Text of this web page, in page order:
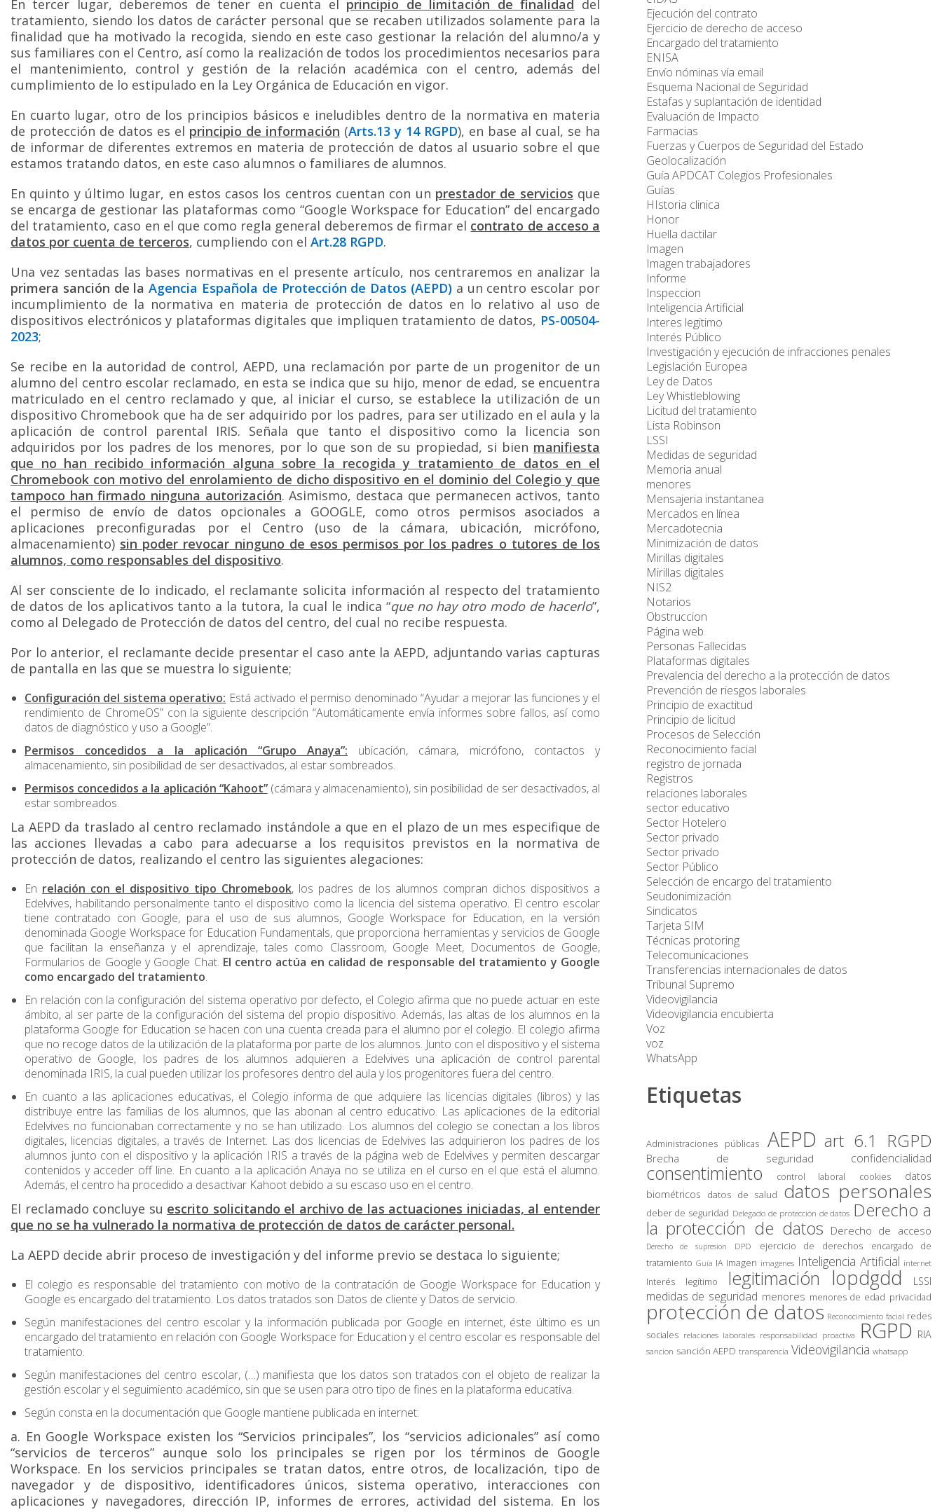
En tercer lugar, deberemos de tener en cuenta el principio de limitación de finalidad del
tratamiento, siendo los datos de carácter personal que se recaben utilizados solamente para la
finalidad que ha motivado la recogida, siendo en este caso gestionar la relación del alumno/a y
sus familiares con el Centro, así como la realización de todos los procedimientos necesarios para
el mantenimiento, control y gestión de la relación académica con el centro, además del
cumplimiento de lo estipulado en la Ley Orgánica de Educación en vigor.
En cuarto lugar, otro de los principios básicos e ineludibles dentro de la normativa en materia
de protección de datos es el principio de información (Arts.13 y 14 RGPD), en base al cual, se ha
de informar de diferentes extremos en materia de protección de datos al usuario sobre el que
estamos tratando datos, en este caso alumnos o familiares de alumnos.
En quinto y último lugar, en estos casos los centros cuentan con un prestador de servicios que
se encarga de gestionar las plataformas como “Google Workspace for Education” del encargado
del tratamiento, caso en el que como regla general deberemos de firmar el contrato de acceso a
datos por cuenta de terceros, cumpliendo con el Art.28 RGPD.
Una vez sentadas las bases normativas en el presente artículo, nos centraremos en analizar la
primera sanción de laAgencia Española de Protección de Datos (AEPD)a un centro escolar por
incumplimiento de la normativa en materia de protección de datos en lo relativo al uso de
dispositivos electrónicos y plataformas digitales que impliquen tratamiento de datos, PS-00504-
2023;
Se recibe en la autoridad de control, AEPD, una reclamación por parte de un progenitor de un
alumno del centro escolar reclamado, en esta se indica que su hijo, menor de edad, se encuentra
matriculado en el centro reclamado y que, al iniciar el curso, se establece la utilización de un
dispositivo Chromebook que ha de ser adquirido por los padres, para ser utilizado en el aula y la
aplicación de control parental IRIS. Señala que tanto el dispositivo como la licencia son
adquiridos por los padres de los menores, por lo que son de su propiedad, si bien manifiesta
que no han recibido información alguna sobre la recogida y tratamiento de datos en el
Chromebook con motivo del enrolamiento de dicho dispositivo en el dominio del Colegio y que
tampoco han firmado ninguna autorización. Asimismo, destaca que permanecen activos, tanto
el permiso de envío de datos opcionales a GOOGLE, como otros permisos asociados a
aplicaciones preconfiguradas por el Centro (uso de la cámara, ubicación, micrófono,
almacenamiento) sin poder revocar ninguno de esos permisos por los padres o tutores de los
alumnos, como responsables del dispositivo.
Al ser consciente de lo indicado, el reclamante solicita información al respecto del tratamiento
de datos de los aplicativos tanto a la tutora, la cual le indica “que no hay otro modo de hacerlo”,
como al Delegado de Protección de datos del centro, del cual no recibe respuesta.
Por lo anterior, el reclamante decide presentar el caso ante la AEPD, adjuntando varias capturas
de pantalla en las que se muestra lo siguiente;
Configuración del sistema operativo: Está activado el permiso denominado “Ayudar a mejorar las funciones y el
rendimiento de ChromeOS” con la siguiente descripción “Automáticamente envía informes sobre fallos, así como
datos de diagnóstico y uso a Google”.
Permisos concedidos a la aplicación “Grupo Anaya”: ubicación, cámara, micrófono, contactos y
almacenamiento, sin posibilidad de ser desactivados, al estar sombreados.
Permisos concedidos a la aplicación “Kahoot”(cámara y almacenamiento), sin posibilidad de ser desactivados, al
estar sombreados.
La AEPD da traslado al centro reclamado instándole a que en el plazo de un mes especifique de
las acciones llevadas a cabo para adecuarse a los requisitos previstos en la normativa de
protección de datos, realizando el centro las siguientes alegaciones:
En relación con el dispositivo tipo Chromebook, los padres de los alumnos compran dichos dispositivos a
Edelvives, habilitando personalmente tanto el dispositivo como la licencia del sistema operativo. El centro escolar
tiene contratado con Google, para el uso de sus alumnos, Google Workspace for Education, en la versión
denominada Google Workspace for Education Fundamentals, que proporciona herramientas y servicios de Google
que facilitan la enseñanza y el aprendizaje, tales como Classroom, Google Meet, Documentos de Google,
Formularios de Google y Google Chat. El centro actúa en calidad de responsable del tratamiento y Google
como encargado del tratamiento.
En relación con la configuración del sistema operativo por defecto, el Colegio afirma que no puede actuar en este
ámbito, al ser parte de la configuración del sistema del propio dispositivo. Además, las altas de los alumnos en la
plataforma Google for Education se hacen con una cuenta creada para el alumno por el colegio. El colegio afirma
que no recoge datos de la utilización de la plataforma por parte de los alumnos. Junto con el dispositivo y el sistema
operativo de Google, los padres de los alumnos adquieren a Edelvives una aplicación de control parental
denominada IRIS, la cual pueden utilizar los profesores dentro del aula y los progenitores fuera del centro.
En cuanto a las aplicaciones educativas, el Colegio informa de que adquiere las licencias digitales (libros) y las
distribuye entre las familias de los alumnos, que las abonan al centro educativo. Las aplicaciones de la editorial
Edelvives no funcionaban correctamente y no se han utilizado. Los alumnos del colegio se conectan a los libros
digitales, licencias digitales, a través de Internet. Las dos licencias de Edelvives las adquirieron los padres de los
alumnos junto con el dispositivo y la aplicación IRIS a través de la página web de Edelvives y permiten descargar
contenidos y acceder off line. En cuanto a la aplicación Anaya no se utiliza en el curso en el que está el alumno.
Además, el centro ha procedido a desactivar Kahoot debido a su escaso uso en el centro.
El reclamado concluye su escrito solicitando el archivo de las actuaciones iniciadas, al entender
que no se ha vulnerado la normativa de protección de datos de carácter personal.
La AEPD decide abrir proceso de investigación y del informe previo se destaca lo siguiente;
El colegio es responsable del tratamiento con motivo de la contratación de Google Workspace for Education y
Google es encargado del tratamiento. Los datos tratados son Datos de cliente y Datos de servicio.
Según manifestaciones del centro escolar y la información publicada por Google en internet, éste último es un
encargado del tratamiento en relación con Google Workspace for Education y el centro escolar es responsable del
tratamiento.
Según manifestaciones del centro escolar, (…) manifiesta que los datos son tratados con el objeto de realizar la
gestión escolar y el seguimiento académico, sin que se usen para otro tipo de fines en la plataforma educativa.
Según consta en la documentación que Google mantiene publicada en internet:
a. En Google Workspace existen los “Servicios principales”, los “servicios adicionales” así como
“servicios de terceros” aunque solo los principales se rigen por los términos de Google
Workspace. En los servicios principales se tratan datos, entre otros, de localización, tipo de
navegador y de dispositivo, identificadores únicos, sistema operativo, interacciones con
aplicaciones y navegadores, dirección IP, informes de errores, actividad del sistema. En los
Ejecución del contrato
Ejercicio de derecho de acceso
Encargado del tratamiento
ENISA
Envío nóminas vía email
Esquema Nacional de Seguridad
Estafas y suplantación de identidad
Evaluación de Impacto
Farmacias
Fuerzas y Cuerpos de Seguridad del Estado
Geolocalización
Guía APDCAT Colegios Profesionales
Guías
HIstoria clinica
Honor
Huella dactilar
Imagen
Imagen trabajadores
Informe
Inspeccion
Inteligencia Artificial
Interes legitimo
Interés Público
Investigación y ejecución de infracciones penales
Legislación Europea
Ley de Datos
Ley Whistleblowing
Licitud del tratamiento
Lista Robinson
LSSI
Medidas de seguridad
Memoria anual
menores
Mensajeria instantanea
Mercados en línea
Mercadotecnia
Minimización de datos
Mirillas digitales
Mirillas digitales
NIS2
Notarios
Obstruccion
Página web
Personas Fallecidas
Plataformas digitales
Prevalencia del derecho a la protección de datos
Prevención de riesgos laborales
Principio de exactitud
Principio de licitud
Procesos de Selección
Reconocimiento facial
registro de jornada
Registros
relaciones laborales
sector educativo
Sector Hotelero
Sector privado
Sector privado
Sector Público
Selección de encargo del tratamiento
Seudonimización
Sindicatos
Tarjeta SIM
Técnicas protoring
Telecomunicaciones
Transferencias internacionales de datos
Tribunal Supremo
Videovigilancia
Videovigilancia encubierta
Voz
voz
WhatsApp
Etiquetas
Administraciones públicas AEPD art 6.1 RGPD
Brecha de seguridad confidencialidad
consentimiento control laboral cookies
datos
biométricos
datos de salud datos personales
deber de seguridad Delegado de protección de datos Derecho a
la protección de datos Derecho de acceso
Derecho de supresion DPD ejercicio de derechos
encargado de
tratamiento Guía IA Imagen imagenes Inteligencia Artificial internet
Interés legítimo legitimación lopdgdd LSSI
medidas de seguridad menores menores de edad privacidad
protección de datos Reconocimiento facial redes
sociales relaciones laborales responsabilidad proactiva RGPD RIA
sancion sanción AEPD transparencia Videovigilancia whatsapp